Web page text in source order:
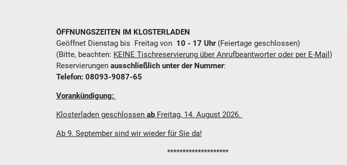
ÖFFNUNGSZEITEN IM KLOSTERLADEN
Geöffnet Dienstag bis Freitag von 10 - 17 Uhr (Feiertage geschlossen)
(Bitte, beachten: KEINE Tischreservierung über Anrufbeantworter oder per E-Mail )
Reservierungen ausschließlich unter der Nummer:
Telefon: 08093-9087-65
Vorankündigung:
Klosterladen geschlossen abFreitag, 14. August 2026.
Ab 9. September sind wir wieder für Sie da!
********************